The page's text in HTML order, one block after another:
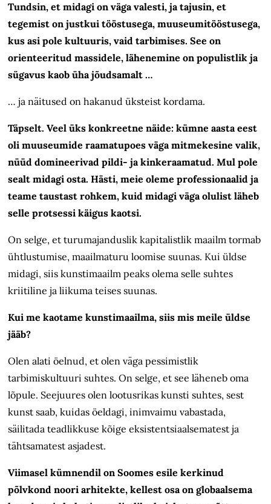
Tundsin, et midagi on väga valesti, ja tajusin, et
tegemist on justkui tööstusega, muuseumitööstusega,
kus asi pole kultuuris, vaid tarbimises. See on
orienteeritud massidele, lähenemine on populistlik ja
sügavus kaob üha jõudsamalt …
… ja näitused on hakanud üksteist kordama.
Täpselt. Veel üks konkreetne näide: kümne aasta eest
oli muuseumide raamatupoes väga mitmekesine valik,
nüüd domineerivad pildi- ja kinkeraamatud. Mul pole
sealt midagi osta. Hästi, meie oleme professionaalid ja
teame taustast rohkem, kuid midagi väga olulist läheb
selle protsessi käigus kaotsi.
On selge, et turumajanduslik kapitalistlik maailm tormab
ühtlustumise, maailmaturu loomise suunas. Kui üldse
midagi, siis kunstimaailm peaks olema selle suhtes
kriitiline ja liikuma teises suunas.
Kui me kaotame kunstimaailma, siis mis meile üldse
jääb?
Olen alati öelnud, et olen väga pessimistlik
tarbimiskultuuri suhtes. On selge, et see läheneb oma
lõpule. Seejuures olen lootusrikas kunsti suhtes, sest
kunst saab, kuidas öeldagi, inimvaimu vabastada,
säilitada teadlikkuse kõige eksistentsiaalsematest ja
tähtsamatest asjadest.
Viimasel kümnendil on Soomes esile kerkinud
põlvkond noori arhitekte, kellest osa on globaalsema